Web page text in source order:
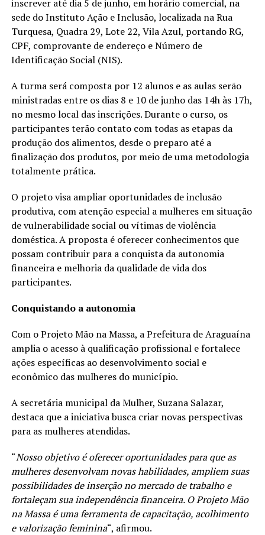
inscrever até dia 5 de junho, em horário comercial, na
sede do Instituto Ação e Inclusão, localizada na Rua
Turquesa, Quadra 29, Lote 22, Vila Azul, portando RG,
CPF, comprovante de endereço e Número de
Identificação Social (NIS).
A turma será composta por 12 alunos e as aulas serão
ministradas entre os dias 8 e 10 de junho das 14h às 17h,
no mesmo local das inscrições. Durante o curso, os
participantes terão contato com todas as etapas da
produção dos alimentos, desde o preparo até a
finalização dos produtos, por meio de uma metodologia
totalmente prática.
O projeto visa ampliar oportunidades de inclusão
produtiva, com atenção especial a mulheres em situação
de vulnerabilidade social ou vítimas de violência
doméstica. A proposta é oferecer conhecimentos que
possam contribuir para a conquista da autonomia
financeira e melhoria da qualidade de vida dos
participantes.
Conquistando a autonomia
Com o Projeto Mão na Massa, a Prefeitura de Araguaína
amplia o acesso à qualificação profissional e fortalece
ações específicas ao desenvolvimento social e
econômico das mulheres do município.
A secretária municipal da Mulher, Suzana Salazar,
destaca que a iniciativa busca criar novas perspectivas
para as mulheres atendidas.
“Nosso objetivo é oferecer oportunidades para que as
mulheres desenvolvam novas habilidades, ampliem suas
possibilidades de inserção no mercado de trabalho e
fortaleçam sua independência financeira. O Projeto Mão
na Massa é uma ferramenta de capacitação, acolhimento
e valorização feminina“, afirmou.